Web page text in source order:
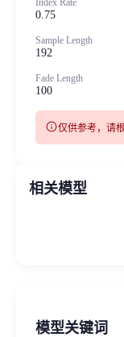
Index Rate
0.75
Sample Length
192
Fade Length
100
info仅供参考，请
相关模型
模型关键词